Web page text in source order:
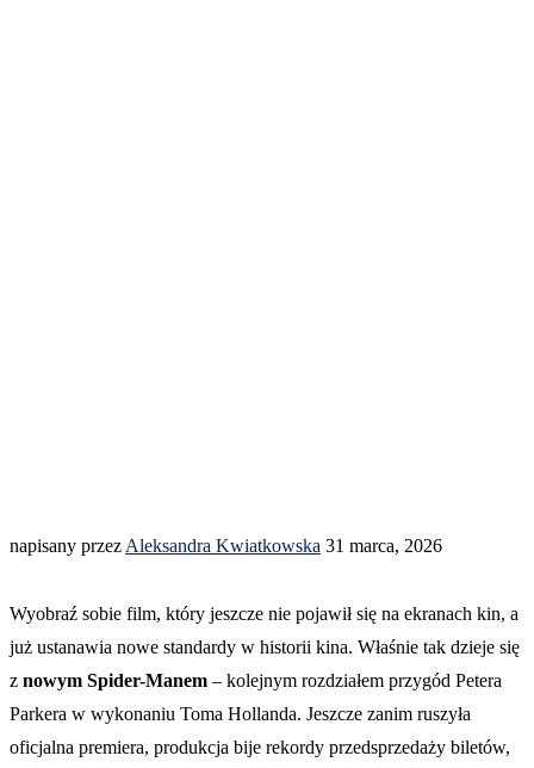
napisany przez Aleksandra Kwiatkowska 31 marca, 2026
Wyobraź sobie film, który jeszcze nie pojawił się na ekranach kin, a
już ustanawia nowe standardy w historii kina. Właśnie tak dzieje się
z nowym Spider-Manem – kolejnym rozdziałem przygód Petera
Parkera w wykonaniu Toma Hollanda. Jeszcze zanim ruszyła
oficjalna premiera, produkcja bije rekordy przedsprzedaży biletów,